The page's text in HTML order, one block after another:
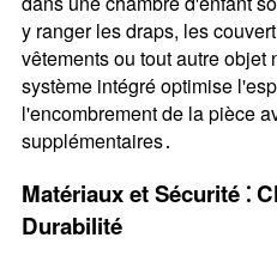
y ranger les draps, les
vêtements ou tout autre objet
système intégré optimise
l'encombrement de la pièce
supplémentaires․
Matériaux et Sécurité ⁚
Durabilité